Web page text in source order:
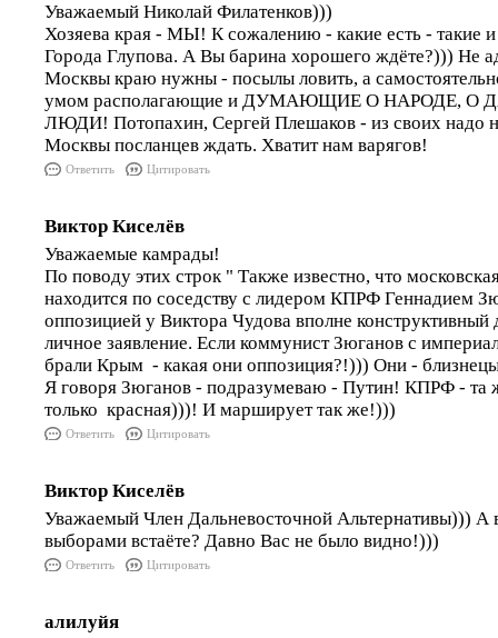
Уважаемый Николай Филатенков)))
Хозяева края - МЫ! К сожалению - какие есть - такие и
Города Глупова. А Вы барина хорошего ждёте?))) Не
Москвы краю нужны - посылы ловить, а
умом располагающие и ДУМАЮЩИЕ О НАРОДЕ, О
ЛЮДИ! Потопахин, Сергей Плешаков - из своих надо
Москвы посланцев ждать. Хватит нам варягов!
Ответить Цитировать
Виктор Киселёв
Уважаемые камрады!
По поводу этих строк " Также известно, что
находится по соседству с лидером КПРФ Геннадием
оппозицией у Виктора Чудова вполне конструктивный
личное заявление. Если коммунист Зюганов с
брали Крым - какая они оппозиция?!))) Они -
Я говоря Зюганов - подразумеваю - Путин! КПРФ - та
только красная)))! И марширует так же!)))
Ответить Цитировать
Виктор Киселёв
Уважаемый Член Дальневосточной Альтернативы))) А
выборами встаёте? Давно Вас не было видно!)))
Ответить Цитировать
алилуйя